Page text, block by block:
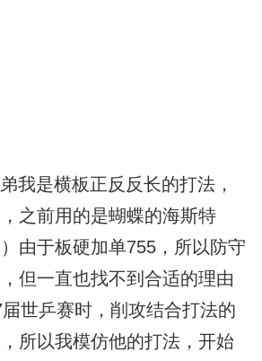
我是横板正反反长的打法，
之前用的是蝴蝶的海斯特
）由于板硬加单755，所以防守
但一直也找不到合适的理由
世乒赛时，削攻结合打法的
所以我模仿他的打法，开始